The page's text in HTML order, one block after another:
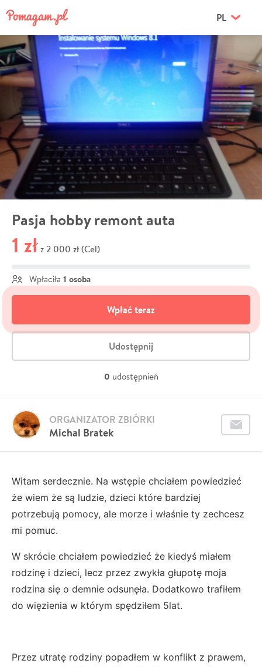
PL
Pasja hobby remont auta
1 zł z 2 000 zł (Cel)
Wpłaciła 1 osoba
Wpłać teraz
Udostępnij
0 udostępnień
Michal Bratek
ORGANIZATOR ZBIÓRKI
Witam serdecznie. Na wstępie chciałem powiedzieć
że wiem że są ludzie, dzieci które bardziej
potrzebują pomocy, ale morze i właśnie ty zechcesz
mi pomuc.
W skrócie chciałem powiedzieć że kiedyś miałem
rodzinę i dzieci, lecz przez zwykła głupotę moja
rodzina się o demnie odsunęła. Dodatkowo trafiłem
do więzienia w którym spędziłem 5lat.
Przez utratę rodziny popadłem w konflikt z prawem,